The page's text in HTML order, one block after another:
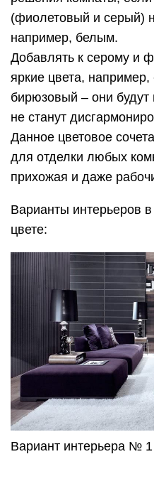
(фиолетовый и серый)
например, белым.
Добавлять к серому и
яркие цвета,
бирюзовый – они будут
не станут
Данное цветовое
для отделки любых
прихожая и даже
Варианты интерьеров
цвете:
Вариант интерьера № 1